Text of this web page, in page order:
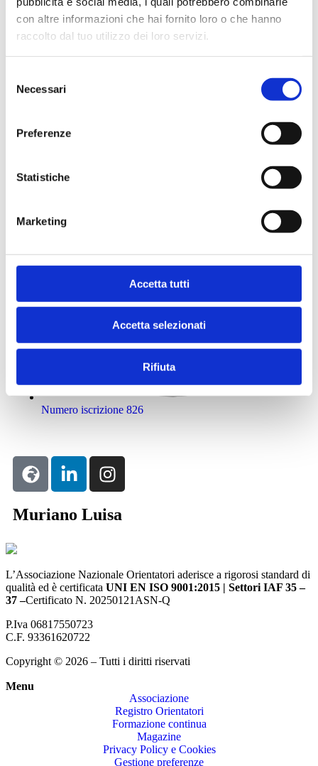
con altre informazioni che hai fornito loro o che hanno
raccolto dal tuo utilizzo dei loro servizi.
delNecessari
Preferenze
Statistiche
Marketing
Accetta tutti
Accetta selezionati
Rifiuta
Spinazzola, Barletta-Andria-Trani
Numero iscrizione 826
Muriano Luisa
L’Associazione Nazionale Orientatori aderisce a rigorosi standard di
qualità ed è certificata UNI EN ISO 9001:2015 | Settori IAF 35 –
37 –Certificato N. 20250121ASN-Q
P.Iva 06817550723
C.F. 93361620722
Copyright © 2026 – Tutti i diritti riservati
Menu
Associazione
Registro Orientatori
Formazione continua
Magazine
Privacy Policy e Cookies
Gestione preferenze